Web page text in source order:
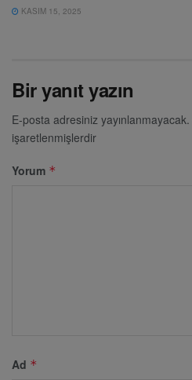
KASIM 15, 2025
Bir yanıt yazın
E-posta adresiniz yayınlanmayacak.
işaretlenmişlerdir
Yorum *
Ad *